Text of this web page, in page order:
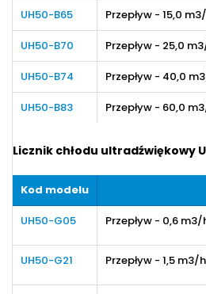
UH50-B65 Przepływ - 15,0
UH50-B70 Przepływ - 25,0
UH50-B74 Przepływ - 40,0
UH50-B83 Przepływ - 60,0
Licznik chłodu ultradźwiękowy
Kod modelu
UH50-G05 Przepływ - 0,6
UH50-G21 Przepływ - 1,5 m3/h